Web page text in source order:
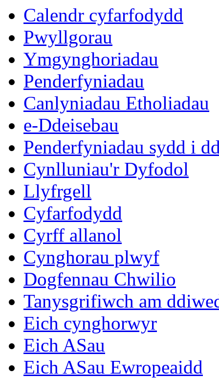
Calendr cyfarfodydd
Pwyllgorau
Ymgynghoriadau
Penderfyniadau
Canlyniadau Etholiadau
e-Ddeisebau
Penderfyniadau sydd i
Cynlluniau'r Dyfodol
Llyfrgell
Cyfarfodydd
Cyrff allanol
Cynghorau plwyf
Dogfennau Chwilio
Tanysgrifiwch am
Eich cynghorwyr
Eich ASau
Eich ASau Ewropeaidd
eitem
185.
eitem
185.
186.
eitem
188.